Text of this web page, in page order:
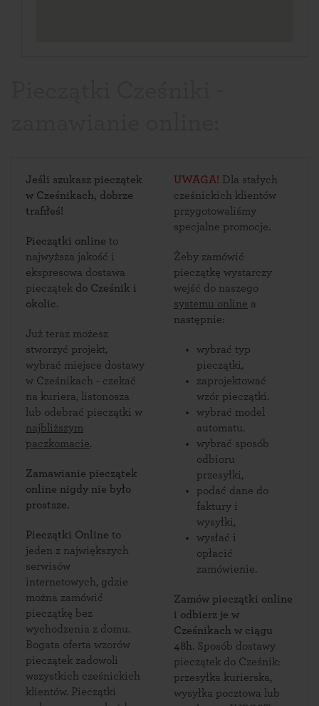
Jeśli szukasz pieczątek
w Cześnikach, dobrze
trafiłeś!
Pieczątki online to
najwyższa jakość i
ekspresowa dostawa
pieczątek do Cześnik i
okolic.
Już teraz możesz
stworzyć projekt,
wybrać miejsce dostawy
w Cześnikach - czekać
na kuriera, listonosza
lub odebrać pieczątki w
najbliższym
paczkomacie.
Zamawianie pieczątek
online nigdy nie było
prostsze.
Pieczątki Online to
jeden z największych
serwisów
internetowych, gdzie
można zamówić
pieczątkę bez
wychodzenia z domu.
Bogata oferta wzorów
pieczątek zadowoli
wszystkich cześnickich
klientów. Pieczątki
UWAGA! Dla stałych
cześnickich klientów
przygotowaliśmy
specjalne promocje.
Żeby zamówić
pieczątkę wystarczy
wejść do naszego
systemu online a
następnie:
wybrać typ
pieczątki,
zaprojektować
wzór pieczątki.
wybrać model
automatu.
wybrać sposób
odbioru
przesyłki,
podać dane do
faktury i
wysyłki,
wysłać i
opłacić
zamówienie.
Zamów pieczątki online
i odbierz je w
Cześnikach w ciągu
48h. Sposób dostawy
pieczątek do Cześnik:
przesyłka kurierska,
wysyłka pocztowa lub